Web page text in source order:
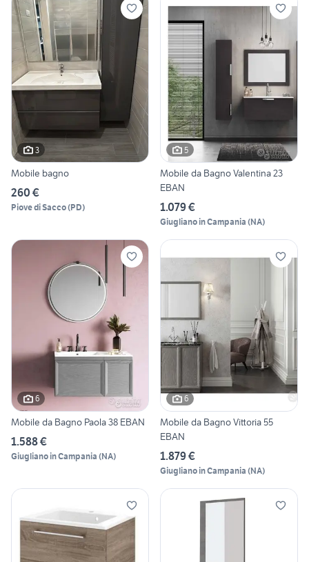
3
Mobile bagno
260 €
Piove di Sacco(PD)
5
Mobile da Bagno Valentina 23
EBAN
1.079 €
Giugliano in Campania (NA)
6
Mobile da Bagno Paola 38 EBAN
1.588 €
Giugliano in Campania (NA)
6
Mobile da Bagno Vittoria 55
EBAN
1.879 €
Giugliano in Campania (NA)